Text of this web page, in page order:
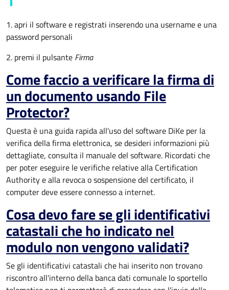
1. apri il software e registrati inserendo una username e una
password personali
2. premi il pulsante Firma
Come faccio a verificare la firma di
un documento usando File
Protector?
Questa è una guida rapida all'uso del software DiKe per la
verifica della firma elettronica, se desideri informazioni più
dettagliate, consulta il manuale del software. Ricordati che
per poter eseguire le verifiche relative alla Certification
Authority e alla revoca o sospensione del certificato, il
computer deve essere connesso a internet.
Cosa devo fare se gli identificativi
catastali che ho indicato nel
modulo non vengono validati?
Se gli identificativi catastali che hai inserito non trovano
riscontro all'interno della banca dati comunale lo sportello